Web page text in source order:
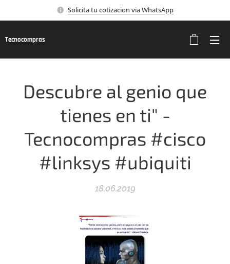
Solicita tu cotizacion via WhatsApp
Tecnocompras
Descubre al genio que
tienes en ti" -
Tecnocompras #cisco
#linksys #ubiquiti
18.06.2019